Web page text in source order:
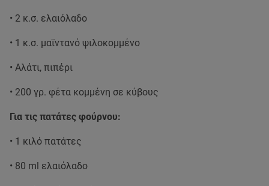
• 2 κ.σ. ελαιόλαδο
• 1 κ.σ. μαϊντανό ψιλοκομμένο
• Αλάτι, πιπέρι
• 200 γρ. φέτα κομμένη σε κύβους
Για τις πατάτες φούρνου:
• 1 κιλό πατάτες
• 80 ml ελαιόλαδο